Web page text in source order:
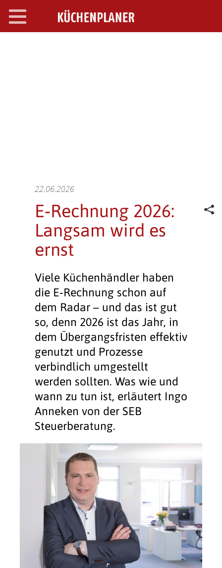
Toggle
navigation
22.06.2026
E‑Rechnung 2026:
Langsam wird es
ernst
Viele Küchenhändler haben
die E‑Rechnung schon auf
dem Radar – und das ist gut
so, denn 2026 ist das Jahr, in
dem Übergangsfristen effektiv
genutzt und Prozesse
verbindlich umgestellt
werden sollten. Was wie und
wann zu tun ist, erläutert Ingo
Anneken von der SEB
Steuerberatung.